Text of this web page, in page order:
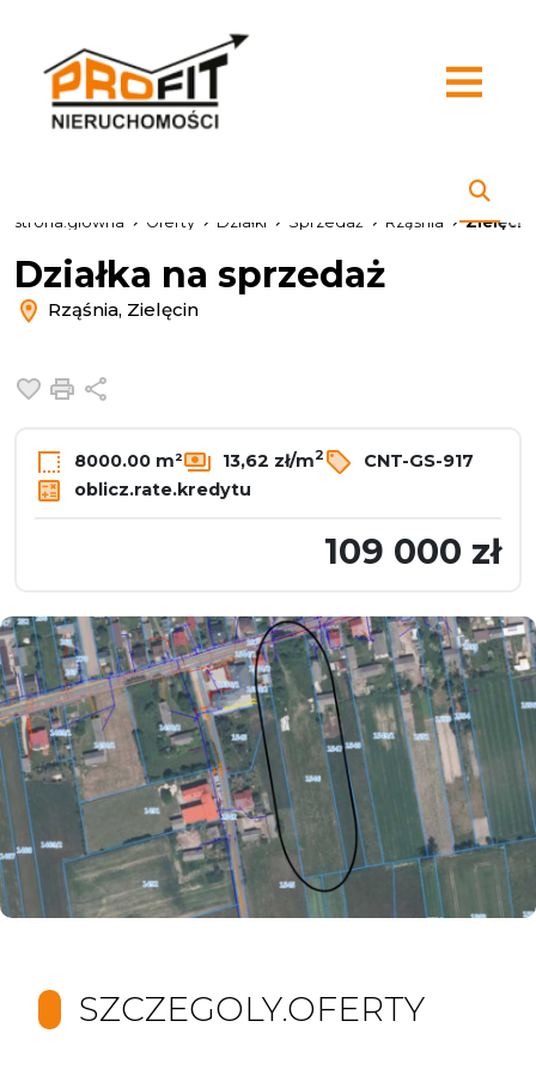
strona.glowna Oferty Działki Sprzedaż Rząśnia Zielęcin
Działka na sprzedaż
Rząśnia, Zielęcin
Dodaj do ulubionych
Drukuj
8000.00 m² 13,62 zł/m2
CNT-GS-917
oblicz.rate.kredytu
109 000 zł
SZCZEGOLY.OFERTY